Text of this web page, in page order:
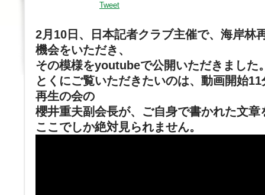
Tweet
2月10日、日本記者クラブ主催で、海岸林
機会をいただき、
その模様をyoutubeで公開いただきました
とくにご覧いただきたいのは、動画開始
再生の会の
櫻井重夫副会長が、ご自身で書かれた文
ここでしか絶対見られません。